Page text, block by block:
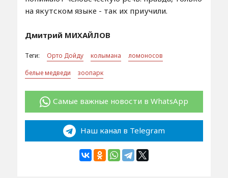
на якутском языке - так их приучили.
Дмитрий МИХАЙЛОВ
Теги: Орто Дойду колымана
ломоносов
белые медведи
зоопарк
Самые важные новости в WhatsApp
Наш канал в Telegram